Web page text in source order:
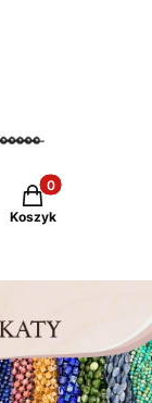
Produkty w
Koszyk